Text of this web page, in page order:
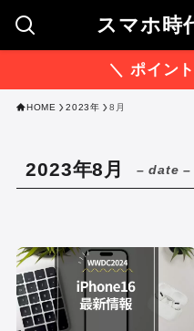
スマホ時
＼ ポイン
HOME 2023年 8月
2023年8月 – date –